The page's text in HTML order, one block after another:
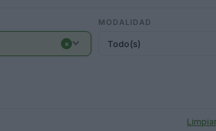
×
MODALIDAD
Todo(s)